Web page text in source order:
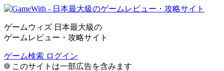
ゲームウィズ 日本最大級の
ゲームレビュー・攻略サイト
ゲーム検索 ログイン
このサイトは一部広告を含みます